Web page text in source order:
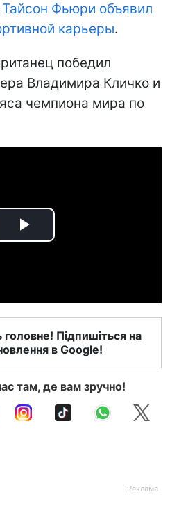
Тайсон Фьюри объявил
карьеры.
победил
Владимира Кличко и
чемпиона мира по
Play
головне! Підпишіться на
в Google!
там, де вам зручно!